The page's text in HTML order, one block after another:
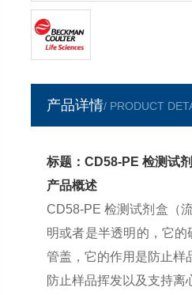
产品详情/ PRODUCT
标题：CD58-PE 检测试
产品概述
CD58-PE 检测试剂盒（
明或者是半透明的，它
管盖，它的作用是防止样
防止样品挥发以及支持